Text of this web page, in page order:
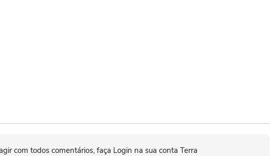
com todos comentários, faça Login na sua conta Terra